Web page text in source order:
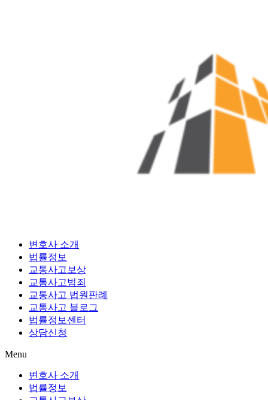
변호사 소개
법률정보
교통사고보상
교통사고범죄
교통사고 법원판례
교통사고 블로그
법률정보센터
상담신청
Menu
변호사 소개
법률정보